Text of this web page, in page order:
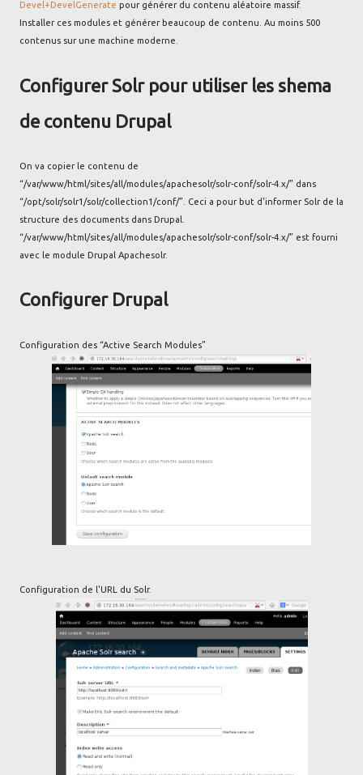
Devel+DevelGenerate pour générer du contenu aléatoire massif.
Installer ces modules et générer beaucoup de contenu. Au moins 500
contenus sur une machine moderne.
Configurer Solr pour utiliser les shema
de contenu Drupal
On va copier le contenu de
“/var/www/html/sites/all/modules/apachesolr/solr-conf/solr-4.x/” dans
“/opt/solr/solr1/solr/collection1/conf/”. Ceci a pour but d'informer Solr de la
structure des documents dans Drupal.
“/var/www/html/sites/all/modules/apachesolr/solr-conf/solr-4.x/” est fourni
avec le module Drupal Apachesolr.
Configurer Drupal
Configuration des “Active Search Modules”
Configuration de l'URL du Solr.